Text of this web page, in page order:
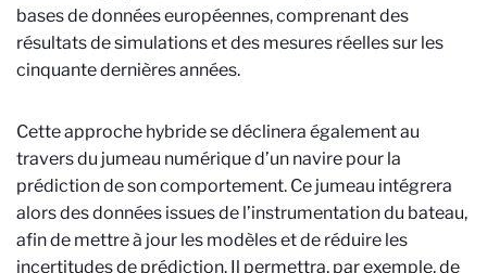
bases de données européennes, comprenant des
résultats de simulations et des mesures réelles sur les
cinquante dernières années.
Cette approche hybride se déclinera également au
travers du jumeau numérique d’un navire pour la
prédiction de son comportement. Ce jumeau intégrera
alors des données issues de l’instrumentation du bateau,
afin de mettre à jour les modèles et de réduire les
incertitudes de prédiction. Il permettra, par exemple, de